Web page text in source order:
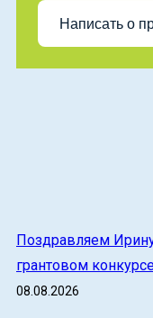
Написать о
Поздравляем
грантовом
08.08.2026